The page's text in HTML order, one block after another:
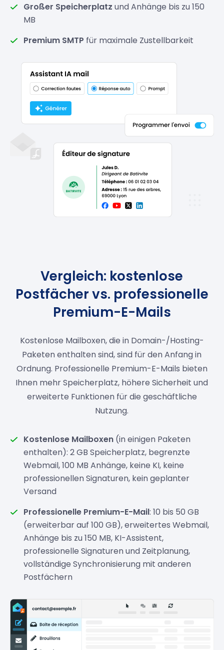
Großer Speicherplatz und Anhänge bis zu 150
MB
Premium SMTP für maximale Zustellbarkeit
Vergleich: kostenlose
Postfächer vs. professionelle
Premium-E-Mails
Kostenlose Mailboxen, die in Domain-/Hosting-
Paketen enthalten sind, sind für den Anfang in
Ordnung. Professionelle Premium-E-Mails bieten
Ihnen mehr Speicherplatz, höhere Sicherheit und
erweiterte Funktionen für die geschäftliche
Nutzung.
Kostenlose Mailboxen (in einigen Paketen
enthalten): 2 GB Speicherplatz, begrenzte
Webmail, 100 MB Anhänge, keine KI, keine
professionellen Signaturen, kein geplanter
Versand
Professionelle Premium-E-Mail: 10 bis 50 GB
(erweiterbar auf 100 GB), erweitertes Webmail,
Anhänge bis zu 150 MB, KI-Assistent,
professionelle Signaturen und Zeitplanung,
vollständige Synchronisierung mit anderen
Postfächern